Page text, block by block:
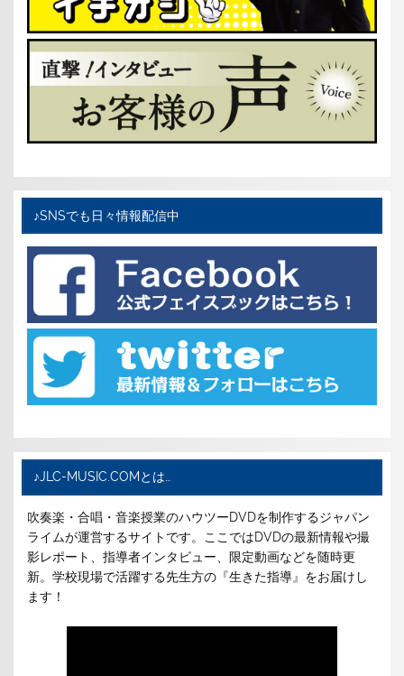
♪SNSでも日々情報配信中
♪JLC-MUSIC.COMとは…
吹奏楽・合唱・音楽授業のハウツーDVDを制作するジャパン
ライムが運営するサイトです。ここではDVDの最新情報や撮
影レポート、指導者インタビュー、限定動画などを随時更
新。学校現場で活躍する先生方の『生きた指導』をお届けし
ます！